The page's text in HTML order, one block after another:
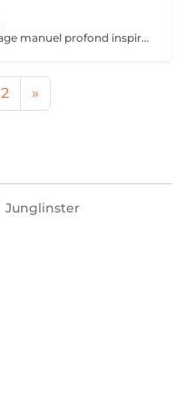
Massage profond du ventre Massage manuel profond inspiré des traditions taoïstes, agissant sur l'abdomen, centre vital du corps. Ce soin vise à libérer les tensions physiques et émotionnelles accumulées dans le ventre, relancer la circulation interne et favoriser un meilleur équilibre digestif, nerveux et énergétique. Par un travail précis et en profondeur, le massage aide à détendre les organes, apaiser le système nerveux et soutenir la vitalité globale. Il s'adresse aux personnes sujettes au stress, aux troubles digestifs, aux tensions internes ou à une sensation de charge émotionnelle. Bénéfices : Amélioration du confort digestif et réduction des ballonnements Libération des tensions abdominales et émotionnelles Apaisement du système nerveux et diminution du stress Sensation de ventre plus détendu et de corps plus léger Amélioration de la qualité du sommeil et de l'énergie globale Ce soin est un massage de libération, profond et engagé, et non un massage bien-être.
2 »
Junglinster